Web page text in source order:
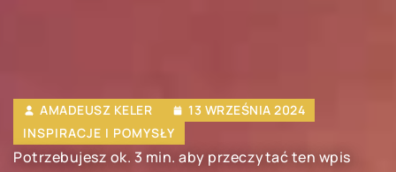
AMADEUSZ KELER
13 WRZEŚNIA 2024
INSPIRACJE I POMYSŁY
Potrzebujesz ok. 3 min. aby przeczytać ten wpis